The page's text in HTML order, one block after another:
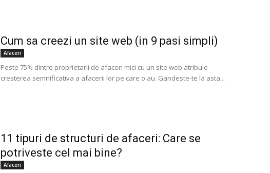
Cum sa creezi un site web (in 9 pasi simpli)
Afaceri
Peste 75% dintre proprietarii de afaceri mici cu un site web atribuie
cresterea semnificativa a afacerii lor pe care o au. Gandeste-te la asta...
11 tipuri de structuri de afaceri: Care se
potriveste cel mai bine?
Afaceri